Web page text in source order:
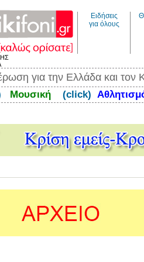
Ειδήσεις
για όλους
για την Ελλάδα και τον
Μουσική (click)